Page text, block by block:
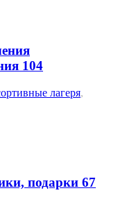
104
лагеря,
подарки 67